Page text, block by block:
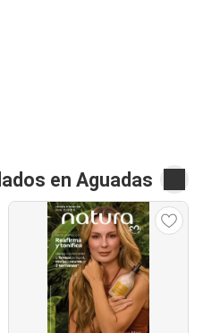
en Aguadas